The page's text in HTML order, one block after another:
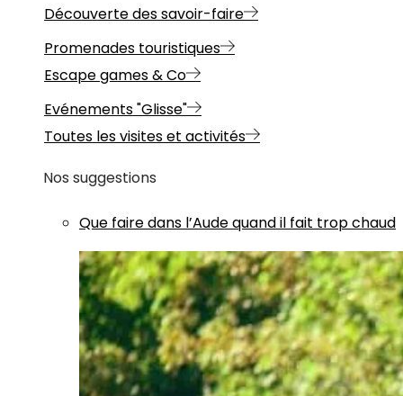
Découverte des savoir-faire
Promenades touristiques
Escape games & Co
Evénements "Glisse"
Toutes les visites et activités
Nos suggestions
Que faire dans l’Aude quand il fait trop chaud